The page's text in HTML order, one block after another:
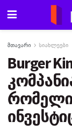
მთავარი სიახლეები
Burger